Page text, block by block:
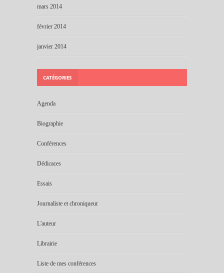
mars 2014
février 2014
janvier 2014
CATÉGORIES
Agenda
Biographie
Conférences
Dédicaces
Essais
Journaliste et chroniqueur
L'auteur
Librairie
Liste de mes conférences